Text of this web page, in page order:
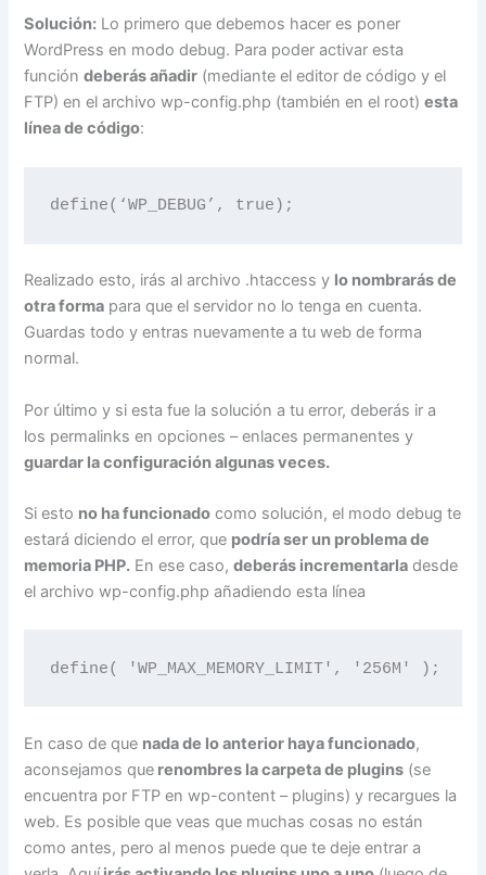
Solución: Lo primero que debemos hacer es poner
WordPress en modo debug. Para poder activar esta
funcióndeberás añadir (mediante el editor de código y el
FTP) en el archivo wp-config.php (también en el root)esta
línea de código:
define(‘WP_DEBUG’, true);
Realizado esto, irás al archivo .htaccess y lo nombrarás de
otra forma para que el servidor no lo tenga en cuenta.
Guardas todo y entras nuevamente a tu web de forma
normal.
Por último y si esta fue la solución a tu error, deberás ir a
los permalinks en opciones – enlaces permanentes y
guardar la configuración algunas veces.
Si esto no ha funcionado como solución, el modo debug te
estará diciendo el error, que podría ser un problema de
memoria PHP. En ese caso,deberás incrementarla desde
el archivo wp-config.php añadiendo esta línea
define( 'WP_MAX_MEMORY_LIMIT', '256M' );
En caso de que nada de lo anterior haya funcionado,
aconsejamos que renombres la carpeta de plugins (se
encuentra por FTP en wp-content – plugins) y recargues la
web. Es posible que veas que muchas cosas no están
como antes, pero al menos puede que te deje entrar a